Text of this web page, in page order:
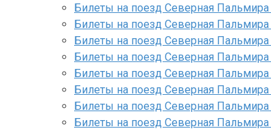
Билеты на поезд Северная
Билеты на поезд Северная
Билеты на поезд Северная
Билеты на поезд Северная
Билеты на поезд Северная
Билеты на поезд Северная
Билеты на поезд Северная
Билеты на поезд Северная